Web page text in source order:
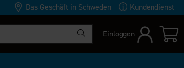
Das Geschäft in Schweden Kundendienst
Einloggen